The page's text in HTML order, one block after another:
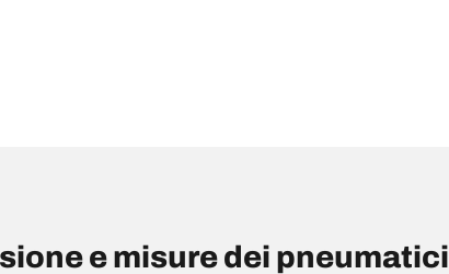
e misure dei pneumatici